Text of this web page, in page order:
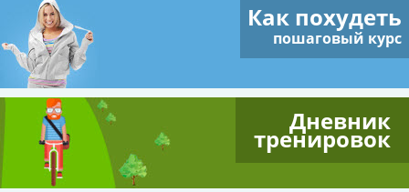
Как похудеть
пошаговый курс
Дневник
тренировок